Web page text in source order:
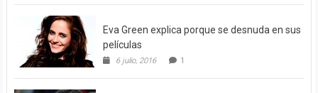
Eva Green explica porque se desnuda en sus
películas
6 julio, 2016 1